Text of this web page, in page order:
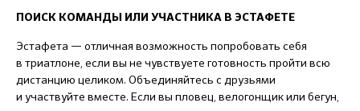
ПОИСК КОМАНДЫ ИЛИ УЧАСТНИКА В ЭСТАФЕТЕ
Эстафета — отличная возможность попробовать себя
в триатлоне, если вы не чувствуете готовность пройти всю
дистанцию целиком. Объединяйтесь с друзьями
и участвуйте вместе. Если вы пловец, велогонщик или бегун,